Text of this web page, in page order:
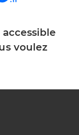
voulez